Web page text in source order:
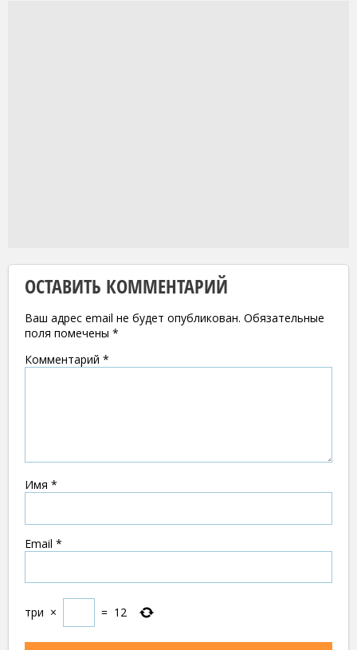
ОСТАВИТЬ КОММЕНТАРИЙ
Ваш адрес email не будет опубликован. Обязательные
поля помечены *
Комментарий *
Имя *
Email *
три × = 12